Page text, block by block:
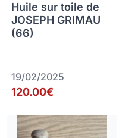
Huile sur toile de
JOSEPH GRIMAU
(66)
19/02/2025
120.00€